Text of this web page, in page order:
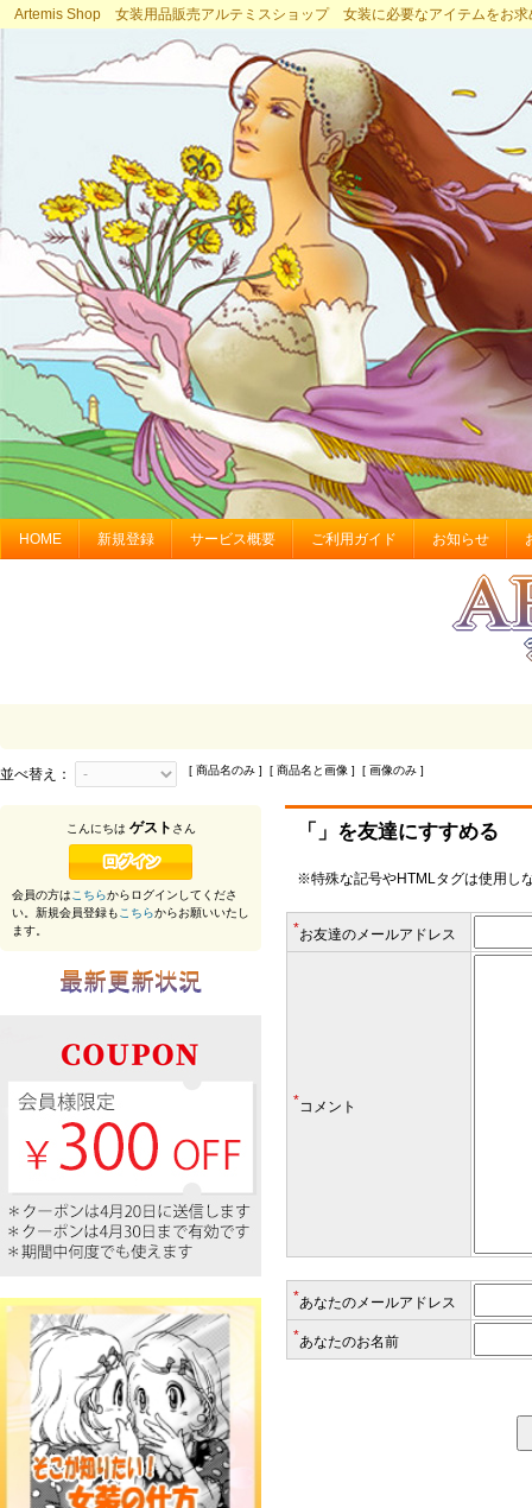
Artemis Shop 女装用品販売アルテミスショップ 女装に必要なアイテムをお求
HOME 新規登録 サービス概要 ご利用ガイド お知らせ
並べ替え： [ 商品名のみ ] [ 商品名と画像 ] [ 画像のみ ]
「」を友達にすすめる
※特殊な記号やHTMLタグは使用し
*お友達のメールアドレス
*コメント
*あなたのメールアドレス
*あなたのお名前
こんにちは ゲスト さん
会員の方はこちらからログインしてくださ
い。新規会員登録もこちらからお願いいたし
ます。